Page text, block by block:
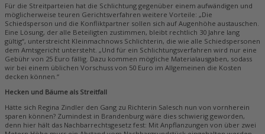
Für die Streitparteien hat die Schlichtung gegenüber einem aufwändigen und
möglicherweise teuren Gerichtsverfahren weitere Vorteile: „Die
Schiedsperson und die Konfliktpartner sollen sich auf Augenhöhe austauschen.
Eine Lösung, der alle Beteiligten zustimmen, bleibt rechtlich 30 Jahre lang
gültig“, unterstreicht Kleinmachnows Schlichterin, die wie alle Schiedspersonen
dem Amtsgericht untersteht. „Und für ein Schlichtungsverfahren wird nur eine
Gebühr von 25 Euro fällig. Dazu kommen mögliche Materialausgaben, sodass
wir bei einem üblichen Vorschuss von 50 Euro im Allgemeinen die Kosten
decken können.“
Hecken und Bäume als Streitfall
Hätte sich Regina Zindler den Gang zu Richterin Salesch nun von vornherein
sparen können? Zumindest in Brandenburg wäre dies schwierig geworden,
denn hier hält das Nachbarrechtsgesetz fest: Mit Anpflanzungen von über zwei